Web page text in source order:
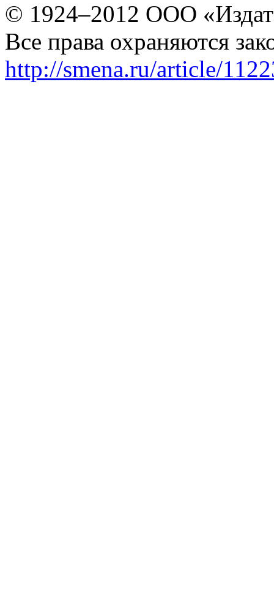
© 1924–2012 ООО
Все права охраняются
http://smena.ru/article/